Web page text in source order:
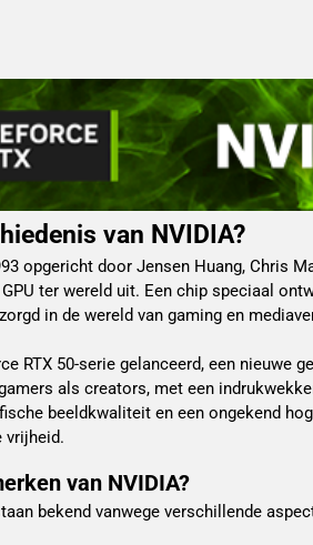
van NVIDIA?
opgericht door Jensen Huang, Chris
ter wereld uit. Een chip speciaal
in de wereld van gaming en
RTX 50-serie gelanceerd, een
als creators, met een
beeldkwaliteit en een ongekend
vrijheid.
van NVIDIA?
bekend vanwege verschillende